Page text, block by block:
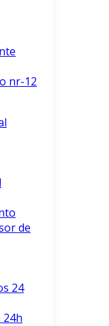
nr-12
de
24
24h